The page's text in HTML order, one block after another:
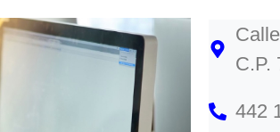
C.P.
442